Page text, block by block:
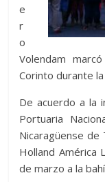
e
r
o
Volendam
Corinto durante
De acuerdo a la
Portuaria
Nicaragüense de
Holland América
de marzo a la